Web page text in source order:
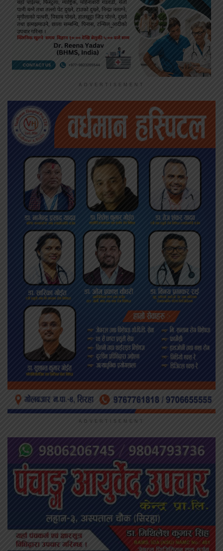
ADVERTISEMENT
ADVERTISEMENT